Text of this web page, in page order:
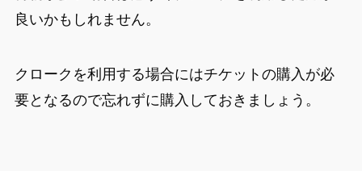
良いかもしれません。
クロークを利用する場合にはチケットの購入が必
要となるので忘れずに購入しておきましょう。